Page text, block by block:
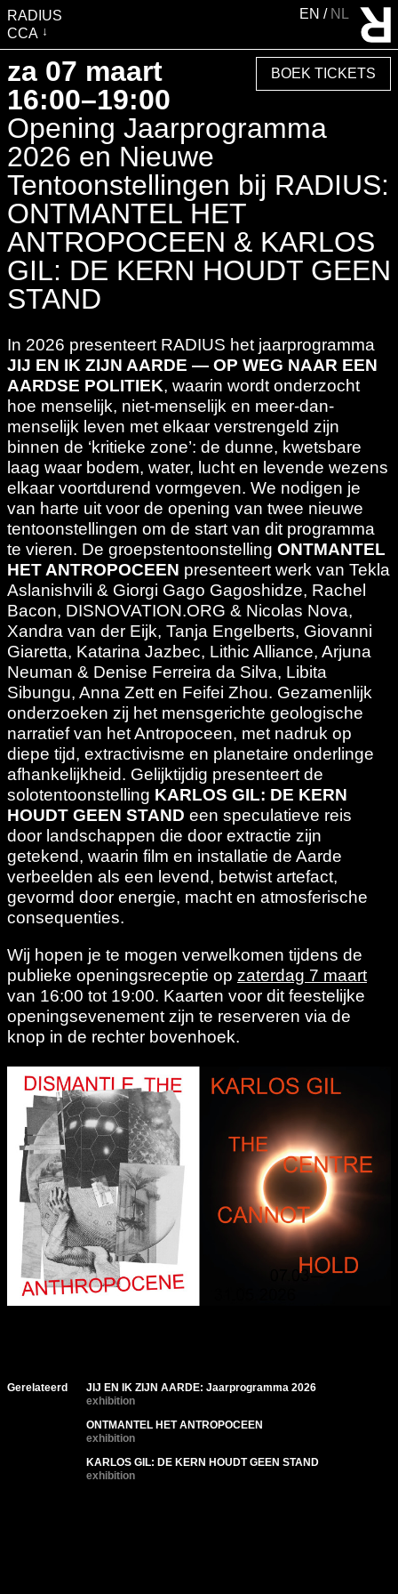
RADIUS
CCA
BEZOEK
TENTOONSTELLINGEN
EVENTS
EDUCATIE &
GEMEENSCHAP
PUBLICATIES
OVER RADIUS
STEUN RADIUS
WATERTOREN
EN NL
za 07 maart
16:00–19:00
Opening Jaarprogramma
2026 en Nieuwe
Tentoonstellingen bij RADIUS:
ONTMANTEL HET
ANTROPOCEEN & KARLOS
GIL: DE KERN HOUDT GEEN
STAND
BOEK TICKETS
In 2026 presenteert RADIUS het jaarprogramma
JIJ EN IK ZIJN AARDE — OP WEG NAAR EEN
AARDSE POLITIEK, waarin wordt onderzocht
hoe menselijk, niet-menselijk en meer-dan-
menselijk leven met elkaar verstrengeld zijn
binnen de ‘kritieke zone’: de dunne, kwetsbare
laag waar bodem, water, lucht en levende wezens
elkaar voortdurend vormgeven. We nodigen je
van harte uit voor de opening van twee nieuwe
tentoonstellingen om de start van dit programma
te vieren. De groepstentoonstelling ONTMANTEL
HET ANTROPOCEEN presenteert werk van Tekla
Aslanishvili & Giorgi Gago Gagoshidze, Rachel
Bacon, DISNOVATION.ORG & Nicolas Nova,
Xandra van der Eijk, Tanja Engelberts, Giovanni
Giaretta, Katarina Jazbec, Lithic Alliance, Arjuna
Neuman & Denise Ferreira da Silva, Libita
Sibungu, Anna Zett en Feifei Zhou. Gezamenlijk
onderzoeken zij het mensgerichte geologische
narratief van het Antropoceen, met nadruk op
diepe tijd, extractivisme en planetaire onderlinge
afhankelijkheid. Gelijktijdig presenteert de
solotentoonstelling KARLOS GIL: DE KERN
HOUDT GEEN STAND een speculatieve reis
door landschappen die door extractie zijn
getekend, waarin film en installatie de Aarde
verbeelden als een levend, betwist artefact,
gevormd door energie, macht en atmosferische
consequenties.
Wij hopen je te mogen verwelkomen tijdens de
publieke openingsreceptie op zaterdag 7 maart
van 16:00 tot 19:00. Kaarten voor dit feestelijke
openingsevenement zijn te reserveren via de
knop in de rechter bovenhoek.
Gerelateerd
JIJ EN IK ZIJN AARDE: Jaarprogramma 2026
exhibition
ONTMANTEL HET ANTROPOCEEN
exhibition
KARLOS GIL: DE KERN HOUDT GEEN STAND
exhibition